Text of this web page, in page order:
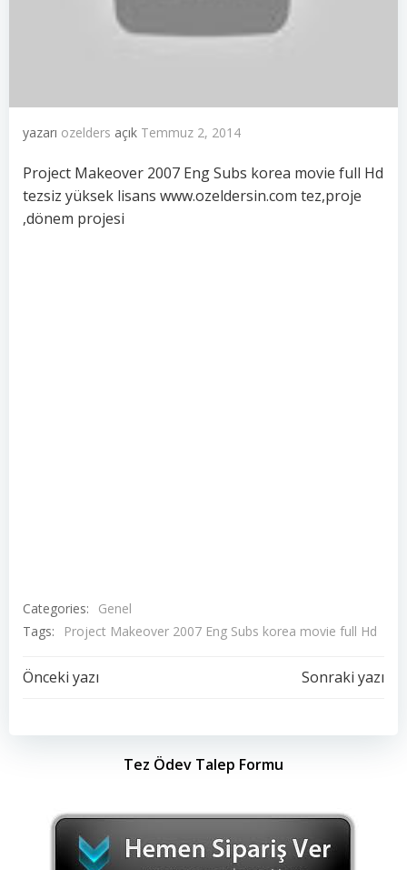
yazarı ozelders açık Temmuz 2, 2014
Project Makeover 2007 Eng Subs korea movie full Hd
tezsiz yüksek lisans www.ozeldersin.com tez,proje
,dönem projesi
Categories:
Genel
Tags:
Project Makeover 2007 Eng Subs korea movie full Hd
Yazı
dolaşımı
Önceki yazı
dolaşımı
Sonraki yazı
Tez Ödev Talep Formu